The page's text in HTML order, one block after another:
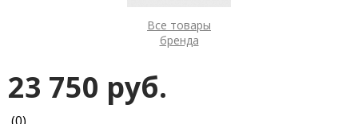
Все товары
бренда
23 750 руб.